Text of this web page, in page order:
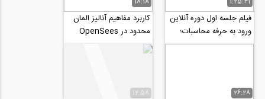
فیلم جلسه اول دوره آنلاین
ورود به حرفه محاسبات؛
آیین نامه ۲۸۰۰+ بارگذاری
کاربرد مفاهیم آنالیز المان
محدود در OpenSees
26:28
12:58